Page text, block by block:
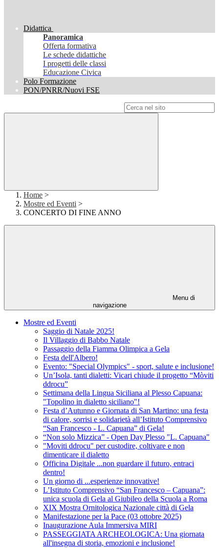
Didattica
Panoramica
Offerta formativa
Le schede didattiche
I progetti delle classi
Educazione Civica
Polo Formazione
PON/PNRR/Nuovi FSE
Home >
Mostre ed Eventi >
CONCERTO DI FINE ANNO
Menu di
navigazione
Mostre ed Eventi
Saggio di Natale 2025!
Il Villaggio di Babbo Natale
Passaggio della Fiamma Olimpica a Gela
Festa dell'Albero!
Evento: "Special Olympics" - sport, salute e inclusione!
Un’Isola, tanti dialetti: Vicari chiude il progetto “Mòviti
ddrocu”
Settimana della Lingua Siciliana al Plesso Capuana:
"Topolino in dialetto siciliano"!
Festa d’Autunno e Giornata di San Martino: una festa
di calore, sorrisi e solidarietà all’Istituto Comprensivo
“San Francesco - L. Capuana” di Gela!
“Non solo Mizzica” - Open Day Plesso "L. Capuana"
"Moviti ddrocu" per custodire, coltivare e non
dimenticare il dialetto
Officina Digitale ...non guardare il futuro, entraci
dentro!
Un giorno di ...esperienze innovative!
L’Istituto Comprensivo “San Francesco – Capuana”:
unica scuola di Gela al Giubileo della Scuola a Roma
XIX Mostra Ornitologica Nazionale città di Gela
Manifestazione per la Pace (03 ottobre 2025)
Inaugurazione Aula Immersiva MIRI
PASSEGGIATA ARCHEOLOGICA: Una giornata
all'insegna di storia, emozioni e inclusione!